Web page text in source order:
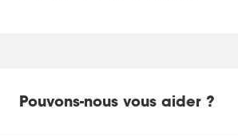
Pouvons-nous vous aider ?